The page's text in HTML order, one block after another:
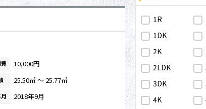
10,000円
25.50㎡ ～ 25.77㎡
2018年9月
1R
1DK
2K
2LDK
3DK
4K